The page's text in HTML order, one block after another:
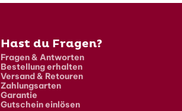
Hast du Fragen?
Fragen & Antworten
Bestellung erhalten
Versand & Retouren
Zahlungsarten
Garantie
Gutschein einlösen